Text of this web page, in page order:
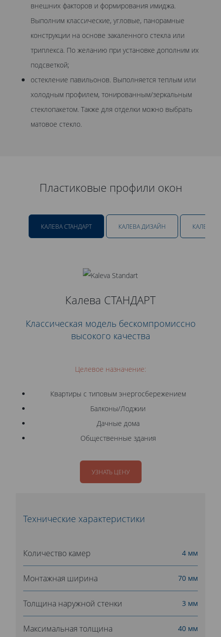
внешних факторов и формирования имиджа.
Выполним классические, угловые, панорамные
конструкции на основе закаленного стекла или
триплекса. По желанию при установке дополним их
подсветкой;
остекление павильонов. Выполняется теплым или
холодным профилем, тонированным/зеркальным
стеклопакетом. Также для отделки можно выбрать
матовое стекло.
Пластиковые профили окон
КАЛЕВА СТАНДАРТ КАЛЕВА ДИЗАЙН КАЛЕВА
Калева СТАНДАРТ
Классическая модель бескомпромиссно
высокого качества
Целевое назначение:
Квартиры с типовым энергосбережением
Балконы/Лоджии
Дачные дома
Общественные здания
УЗНАТЬ ЦЕНУ
Технические характеристики
Количество камер 4 мм
Монтажная ширина 70 мм
Толщина наружной стенки 3 мм
Максимальная толщина 40 мм